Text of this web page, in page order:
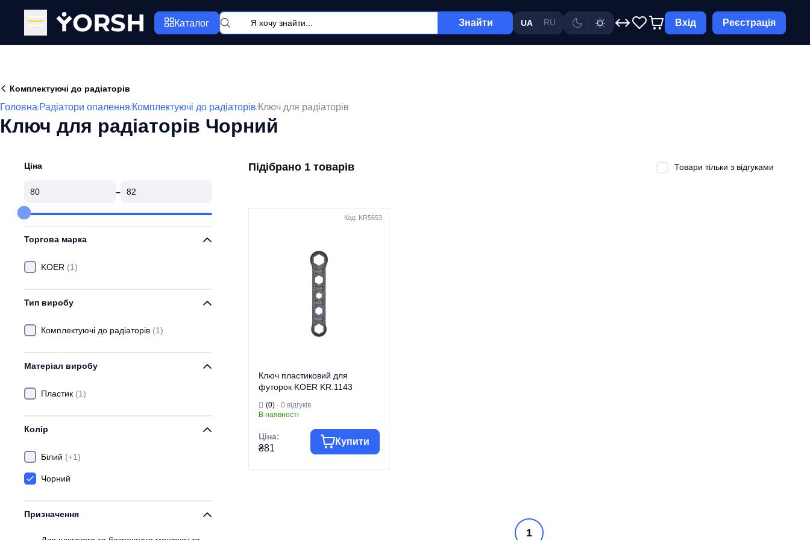
YORSH Каталог Знайти UA RU Вхід Реєстрація
Комплектуючі до радіаторів
Головна/Радіатори опалення/Комплектуючі до радіаторів/Ключ для радіаторів
Ключ для радіаторів Чорний
Ціна
–
Торгова марка
KOER (1)
Тип виробу
Комплектуючі до радіаторів (1)
Матеріал виробу
Пластик (1)
Колір
Білий (+1)
Чорний
Призначення
Підібрано 1 товарів Товари тільки з відгуками
Код: KR5653
Ключ пластиковий для
футорок KOER KR.1143
(0) · 0 відгуків
В наявності
Ціна:
₴81
Купити
1